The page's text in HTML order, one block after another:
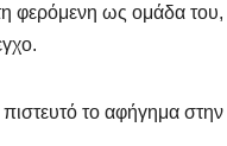
φερόμενη ως ομάδα
το αφήγημα στην